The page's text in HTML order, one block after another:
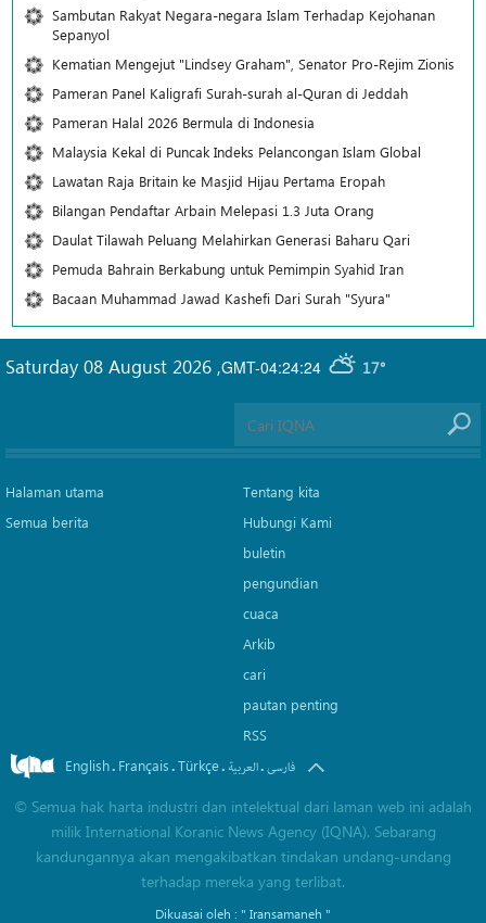
Sambutan Rakyat Negara-negara Islam Terhadap Kejohanan
Sepanyol
Kematian Mengejut "Lindsey Graham", Senator Pro-Rejim Zionis
Pameran Panel Kaligrafi Surah-surah al-Quran di Jeddah
Pameran Halal 2026 Bermula di Indonesia
Malaysia Kekal di Puncak Indeks Pelancongan Islam Global
Lawatan Raja Britain ke Masjid Hijau Pertama Eropah
Bilangan Pendaftar Arbain Melepasi 1.3 Juta Orang
Daulat Tilawah Peluang Melahirkan Generasi Baharu Qari
Pemuda Bahrain Berkabung untuk Pemimpin Syahid Iran
Bacaan Muhammad Jawad Kashefi Dari Surah "Syura"
GMT-04:24:24 17°
Saturday 08 August 2026 ,
Halaman utama
Semua berita
Tentang kita
Hubungi Kami
buletin
pengundian
cuaca
Arkib
cari
pautan penting
RSS
English. Français.Türkçe. العربیة.فارسی
© Semua hak harta industri dan intelektual dari laman web ini adalah
milik International Koranic News Agency (IQNA). Sebarang
kandungannya akan mengakibatkan tindakan undang-undang
terhadap mereka yang terlibat.
Dikuasai oleh : " Iransamaneh "